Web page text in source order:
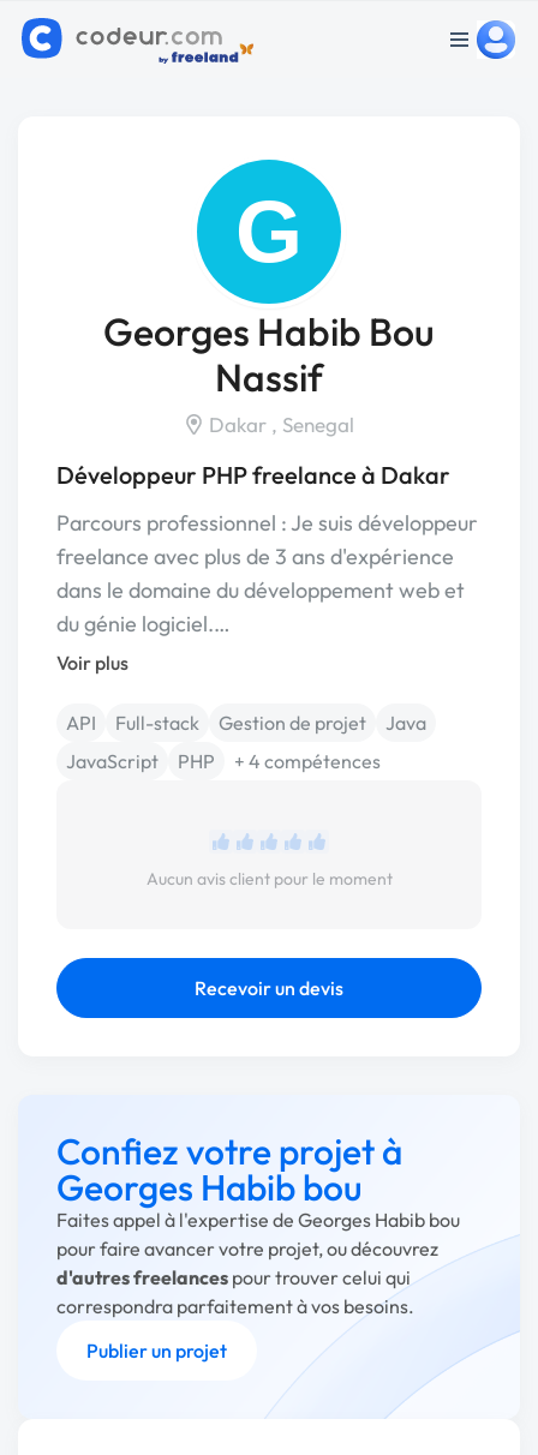
G
Georges Habib Bou
Nassif
Dakar , Senegal
Développeur PHP freelance à Dakar
Parcours professionnel : Je suis développeur
freelance avec plus de 3 ans d'expérience
dans le domaine du développement web et
du génie logiciel.…
Voir plus
API Full-stack Gestion de projet
Java
JavaScript
PHP + 4 compétences
Aucun avis client pour le moment
Recevoir un devis
Confiez votre projet à
Georges Habib bou
Faites appel à l'expertise de Georges Habib bou
pour faire avancer votre projet, ou découvrez
d'autres freelances pour trouver celui qui
correspondra parfaitement à vos besoins.
Publier un projet